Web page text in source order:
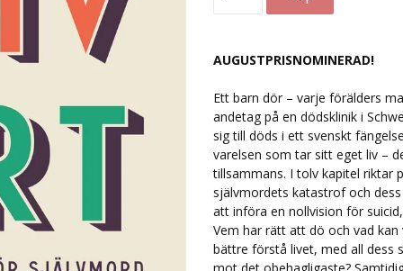
AUGUSTPRISNOMINERAD!
Ett barn dör – varje förälders
andetag på en dödsklinik i
sig till döds i ett svenskt
varelsen som tar sitt eget liv –
tillsammans. I tolv kapitel riktar
självmordets katastrof och
att införa en nollvision för
Vem har rätt att dö och vad
bättre förstå livet, med all dess